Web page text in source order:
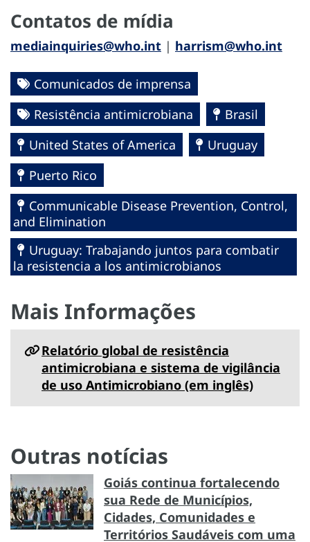
Contatos de mídia
mediainquiries@who.int | harrism@who.int
Comunicados de imprensa
Resistência antimicrobiana
Brasil
United States of America
Uruguay
Puerto Rico
Communicable Disease Prevention, Control,
and Elimination
Uruguay: Trabajando juntos para combatir
la resistencia a los antimicrobianos
Mais Informações
Relatório global de resistência
antimicrobiana e sistema de vigilância
de uso Antimicrobiano (em inglês)
Outras notícias
Goiás continua fortalecendo
sua Rede de Municípios,
Cidades, Comunidades e
Territórios Saudáveis com uma